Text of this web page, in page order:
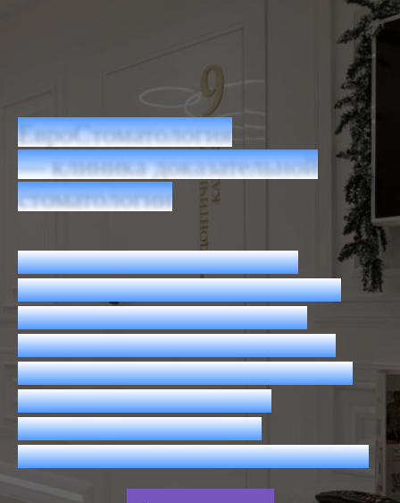
ЕвроСтоматология
— клиника доказательной
стоматологии
Наша цель — предоставить
каждому пациенту качественное
лечение, опираясь на знания,
навыки и наработанный годами
бесценный опыт. Мы исповедуем
принципы доказательной
стоматологии, применяя
современные и точные технологии.